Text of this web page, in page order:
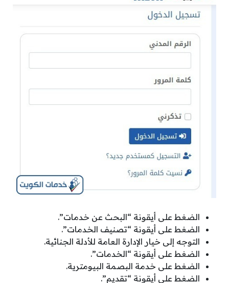
الضغط على أيقونة “البحث عن خدمات”.
الضغط على أيقونة “تصنيف الخدمات”.
التوجه إلى خيار الإدارة العامة للأدلة الجنائية.
الضغط على أيقونة “الخدمات”.
الضغط على خدمة البصمة البيومترية.
الضغط على أيقونة “تقديم”.